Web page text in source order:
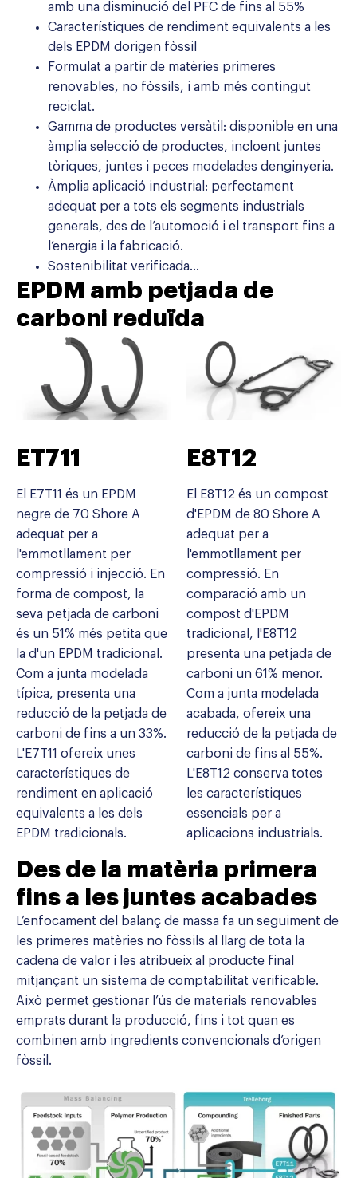
amb una disminució del PFC de fins al 55%
Característiques de rendiment equivalents a les
dels EPDM dorigen fòssil
Formulat a partir de matèries primeres
renovables, no fòssils, i amb més contingut
reciclat.
Gamma de productes versàtil: disponible en una
àmplia selecció de productes, incloent juntes
tòriques, juntes i peces modelades denginyeria.
Àmplia aplicació industrial: perfectament
adequat per a tots els segments industrials
generals, des de l’automoció i el transport fins a
l’energia i la fabricació.
Sostenibilitat verificada…
EPDM amb petjada de
carboni reduïda
ET711
El E7T11 és un EPDM
negre de 70 Shore A
adequat per a
l'emmotllament per
compressió i injecció. En
forma de compost, la
seva petjada de carboni
és un 51% més petita que
la d'un EPDM tradicional.
Com a junta modelada
típica, presenta una
reducció de la petjada de
carboni de fins a un 33%.
L'E7T11 ofereix unes
característiques de
rendiment en aplicació
equivalents a les dels
EPDM tradicionals.
E8T12
El E8T12 és un compost
d'EPDM de 80 Shore A
adequat per a
l'emmotllament per
compressió. En
comparació amb un
compost d'EPDM
tradicional, l'E8T12
presenta una petjada de
carboni un 61% menor.
Com a junta modelada
acabada, ofereix una
reducció de la petjada de
carboni de fins al 55%.
L'E8T12 conserva totes
les característiques
essencials per a
aplicacions industrials.
Des de la matèria primera
fins a les juntes acabades
L’enfocament del balanç de massa fa un seguiment de
les primeres matèries no fòssils al llarg de tota la
cadena de valor i les atribueix al producte final
mitjançant un sistema de comptabilitat verificable.
Això permet gestionar l’ús de materials renovables
emprats durant la producció, fins i tot quan es
combinen amb ingredients convencionals d’origen
fòssil.